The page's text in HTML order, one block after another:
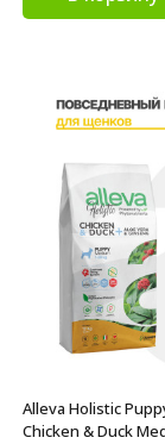
Alleva Holistic
Chicken & Duck